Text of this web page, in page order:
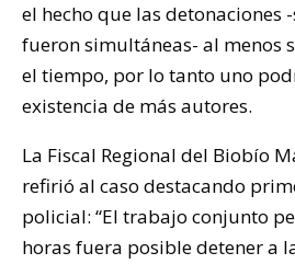
el hecho que las detonaciones
fueron simultáneas- al menos
el tiempo, por lo tanto uno
existencia de más autores.
La Fiscal Regional del Biobío
refirió al caso destacando
policial: “El trabajo conjunto
horas fuera posible detener a